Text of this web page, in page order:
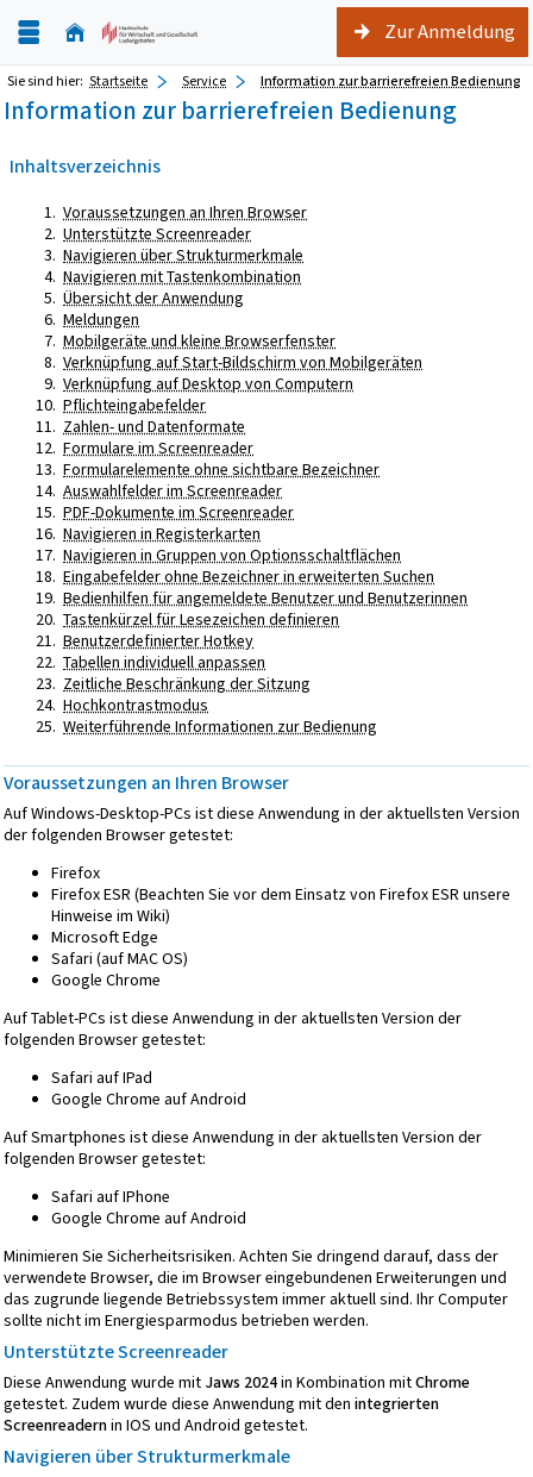
Zur Anmeldung
Sie sind hier: Startseite Service Information zur barrierefreien Bedienung
Information zur barrierefreien Bedienung
Inhaltsverzeichnis
Voraussetzungen an Ihren Browser
Unterstützte Screenreader
Navigieren über Strukturmerkmale
Navigieren mit Tastenkombination
Übersicht der Anwendung
Meldungen
Mobilgeräte und kleine Browserfenster
Verknüpfung auf Start-Bildschirm von Mobilgeräten
Verknüpfung auf Desktop von Computern
Pflichteingabefelder
Zahlen- und Datenformate
Formulare im Screenreader
Formularelemente ohne sichtbare Bezeichner
Auswahlfelder im Screenreader
PDF-Dokumente im Screenreader
Navigieren in Registerkarten
Navigieren in Gruppen von Optionsschaltflächen
Eingabefelder ohne Bezeichner in erweiterten Suchen
Bedienhilfen für angemeldete Benutzer und Benutzerinnen
Tastenkürzel für Lesezeichen definieren
Benutzerdefinierter Hotkey
Tabellen individuell anpassen
Zeitliche Beschränkung der Sitzung
Hochkontrastmodus
Weiterführende Informationen zur Bedienung
Voraussetzungen an Ihren Browser
Auf Windows-Desktop-PCs ist diese Anwendung in der aktuellsten Version
der folgenden Browser getestet:
Firefox
Firefox ESR (Beachten Sie vor dem Einsatz von Firefox ESR unsere
Hinweise im Wiki)
Microsoft Edge
Safari (auf MAC OS)
Google Chrome
Auf Tablet-PCs ist diese Anwendung in der aktuellsten Version der
folgenden Browser getestet:
Safari auf IPad
Google Chrome auf Android
Auf Smartphones ist diese Anwendung in der aktuellsten Version der
folgenden Browser getestet:
Safari auf IPhone
Google Chrome auf Android
Minimieren Sie Sicherheitsrisiken. Achten Sie dringend darauf, dass der
verwendete Browser, die im Browser eingebundenen Erweiterungen und
das zugrunde liegende Betriebssystem immer aktuell sind. Ihr Computer
sollte nicht im Energiesparmodus betrieben werden.
Unterstützte Screenreader
Diese Anwendung wurde mit Jaws 2024in Kombination mitChrome
getestet. Zudem wurde diese Anwendung mit den integrierten
Screenreadernin IOS und Android getestet.
Navigieren über Strukturmerkmale